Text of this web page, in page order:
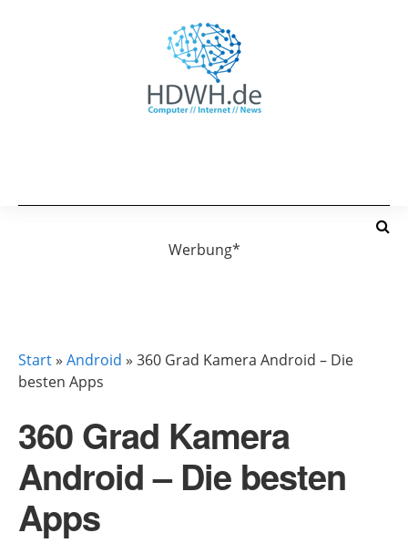
Werbung*
Start» Android » 360 Grad Kamera Android – Die
besten Apps
360 Grad Kamera
Android – Die besten
Apps